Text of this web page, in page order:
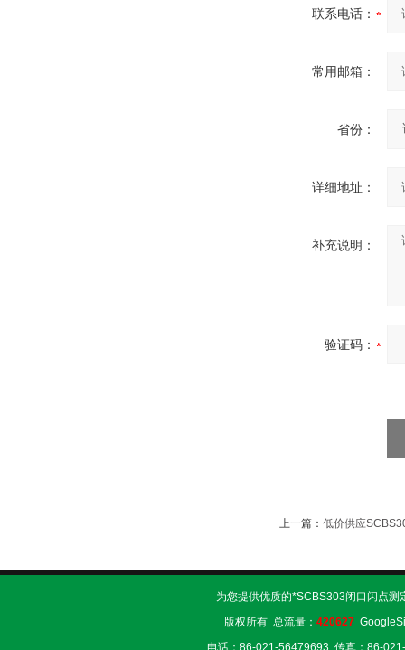
联系电话：
常用邮箱：
省份：
详细地址：
补充说明：
验证码：
上一篇： 低价供应
为您提供优质的*SCBS303闭口闪点
版权所有 总流量： 420627
电话：86-021-56479693 传真：86-